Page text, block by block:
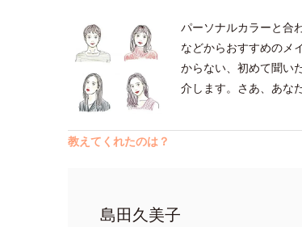
パーソナルカラーと合
などからおすすめのメ
からない、初めて聞い
介します。さあ、あな
教えてくれたのは？
島田久美子